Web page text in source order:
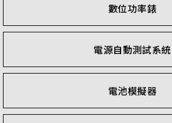
數位功率錶
電源自動測試系統
電池模擬器